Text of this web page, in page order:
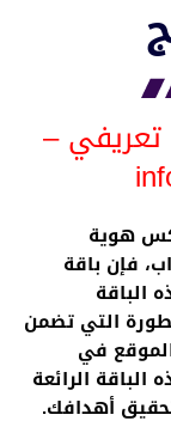
تعريفي –
هوية
فإن باقة
الباقة
التي تضمن
في
الرائعة
أهدافك.